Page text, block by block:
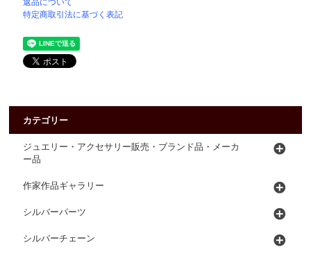
返品について
特定商取引法に基づく表記
カテゴリー
ジュエリー・アクセサリー販売・ブランド品・メーカ
ー品
作家作品ギャラリー
シルバーパーツ
シルバーチェーン